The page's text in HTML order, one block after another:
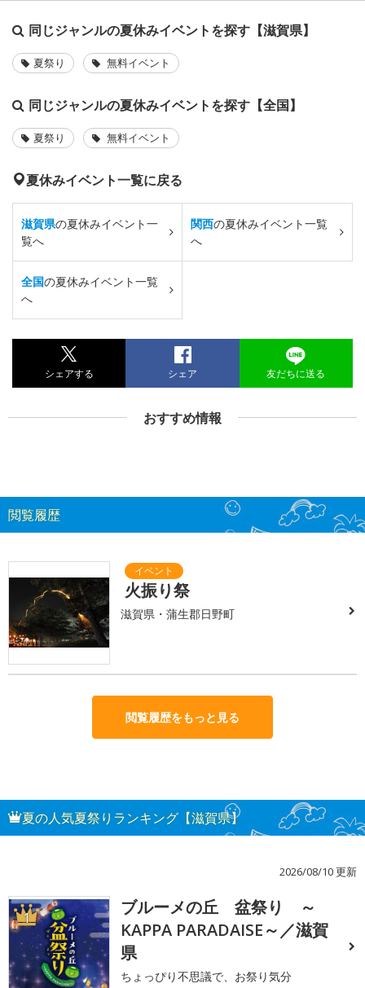
同じジャンルの夏休みイベントを探す【滋賀県】
夏祭り 無料イベント
同じジャンルの夏休みイベントを探す【全国】
夏祭り 無料イベント
夏休みイベント一覧に戻る
滋賀県の夏休みイベント一
覧へ
関西の夏休みイベント一覧
へ
全国の夏休みイベント一覧
へ
シェアする シェア 友だちに送る
おすすめ情報
閲覧履歴
火振り祭
滋賀県・蒲生郡日野町
閲覧履歴をもっと見る
夏の人気夏祭りランキング【滋賀県】
2026/08/10 更新
1
ブルーメの丘 盆祭り ～
KAPPA PARADAISE～／滋賀
県
ちょっぴり不思議で、お祭り気分